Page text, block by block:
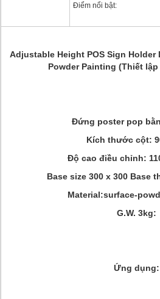
Điểm nổi bật:
Adjustable Height POS Sign Holder
Powder Painting (Thiết lập
Đứng poster pop
Kích thước cột:
Độ cao điều chỉnh:
Base size 300 x 300 Base
Material:surface-
G.W. 3kg:
Ứng dụng: